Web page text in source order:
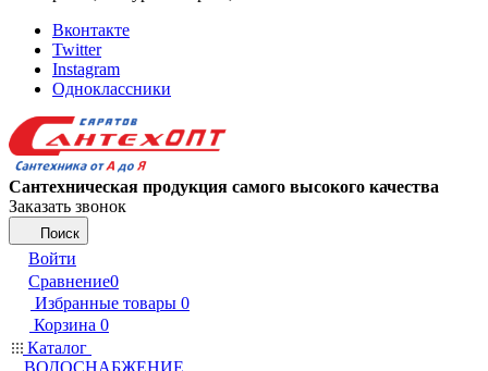
Вконтакте
Twitter
Instagram
Одноклассники
Сантехническая продукция самого высокого качества
Заказать звонок
Поиск
Войти
Сравнение0
Избранные товары 0
Корзина 0
Каталог
ВОДОСНАБЖЕНИЕ